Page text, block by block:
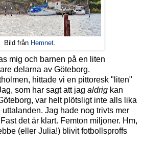
Bild från Hemnet.
mig och barnen på en liten
delarna av Göteborg.
hittade vi en pittoresk "liten"
som har sagt att jag aldrig kan
var helt plötsligt inte alls lika
Jag hade nog trivts mer
det är klart. Femton miljoner. Hm,
(eller Julia!) blivit fotbollsproffs